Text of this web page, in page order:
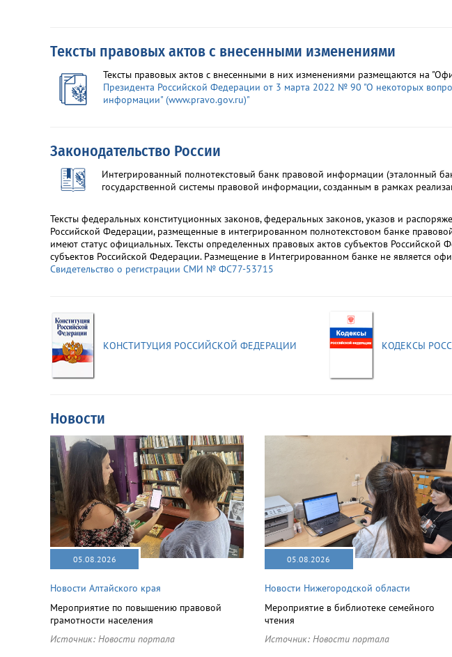
Тексты правовых актов с внесенными изменениями
Тексты правовых актов с внесенными в них изменениями размещаются на
Президента Российской Федерации от 3 марта 2022 № 90 "О некоторых
информации" (www.pravo.gov.ru)"
Законодательство России
Интегрированный полнотекстовый банк правовой информации (эталонный
государственной системы правовой информации, созданным в рамках
Тексты федеральных конституционных законов, федеральных законов, указов и
Российской Федерации, размещенные в интегрированном полнотекстовом банке
имеют статус официальных. Тексты определенных правовых актов субъектов
субъектов Российской Федерации. Размещение в Интегрированном банке не является
Свидетельство о регистрации СМИ № ФС77-53715
КОНСТИТУЦИЯ РОССИЙСКОЙ ФЕДЕРАЦИИ КОДЕКСЫ
Новости
05.08.2026
Новости Алтайского края
Мероприятие по повышению правовой
грамотности населения
Источник: Новости портала
05.08.2026
Новости Нижегородской области
Мероприятие в библиотеке семейного
чтения
Источник: Новости портала